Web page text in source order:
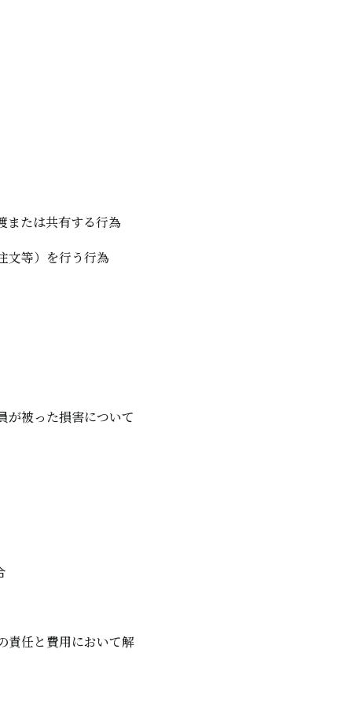
または共有する行為
文等）を行う行為
が被った損害について
責任と費用において解